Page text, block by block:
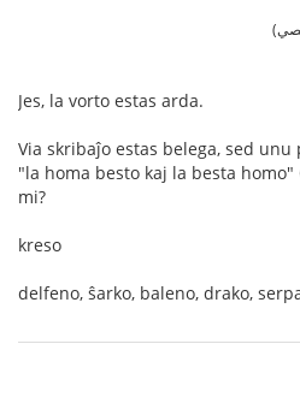
Jes, la vorto estas arda.
Via skribaĵo estas belega, sed
"la homa besto kaj la besta
mi?
kreso
delfeno, ŝarko, baleno, drako,